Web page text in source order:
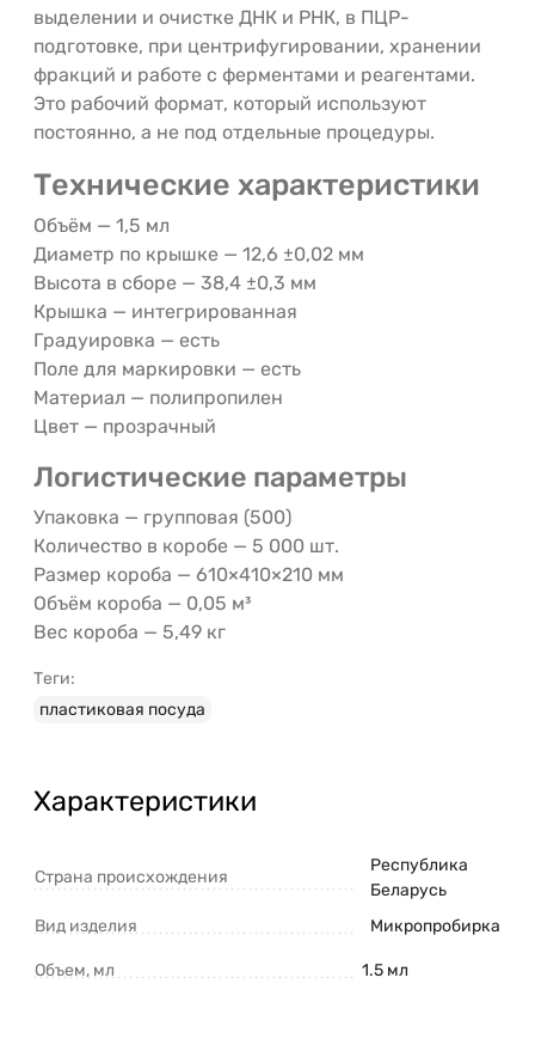
выделении и очистке ДНК и РНК, в ПЦР-
подготовке, при центрифугировании, хранении
фракций и работе с ферментами и реагентами.
Это рабочий формат, который используют
постоянно, а не под отдельные процедуры.
Технические характеристики
Объём — 1,5 мл
Диаметр по крышке — 12,6 ±0,02 мм
Высота в сборе — 38,4 ±0,3 мм
Крышка — интегрированная
Градуировка — есть
Поле для маркировки — есть
Материал — полипропилен
Цвет — прозрачный
Логистические параметры
Упаковка — групповая (500)
Количество в коробе — 5 000 шт.
Размер короба — 610×410×210 мм
Объём короба — 0,05 м³
Вес короба — 5,49 кг
Теги:
пластиковая посуда
Характеристики
Страна происхождения
Республика
Беларусь
Вид изделия
Микропробирка
Объем, мл 1.5 мл